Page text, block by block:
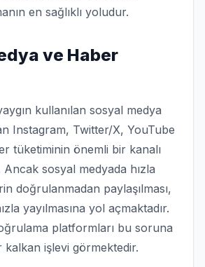
en sağlıklı yoludur.
ve Haber
kullanılan sosyal medya
Instagram, Twitter/X, YouTube
tüketiminin önemli bir kanalı
Ancak sosyal medyada hızla
doğrulanmadan paylaşılması,
yayılmasına yol açmaktadır.
platformları bu soruna
kalkan işlevi görmektedir.